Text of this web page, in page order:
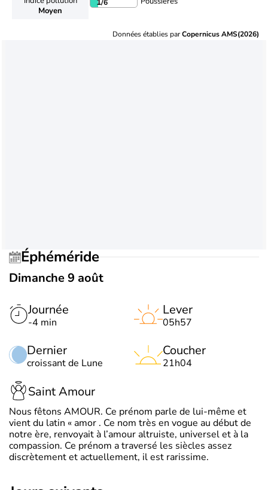
Moyen
/6
Données établies parCopernicus AMS(2026)
Éphéméride
Dimanche 9 août
Journée
-4 min
Dernier
croissant de Lune
Lever
05h57
Coucher
21h04
Saint Amour
Nous fêtons AMOUR. Ce prénom parle de lui-même et
vient du latin « amor . Ce nom très en vogue au début de
notre ère, renvoyait à l’amour altruiste, universel et à la
compassion. Ce prénom a traversé les siècles assez
discrètement et actuellement, il est rarissime.